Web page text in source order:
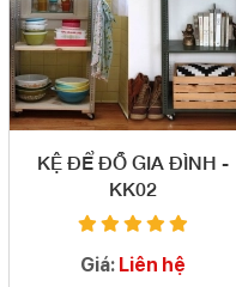
KỆ ĐỂ ĐỒ GIA ĐÌNH -
KK02
Giá: Liên hệ